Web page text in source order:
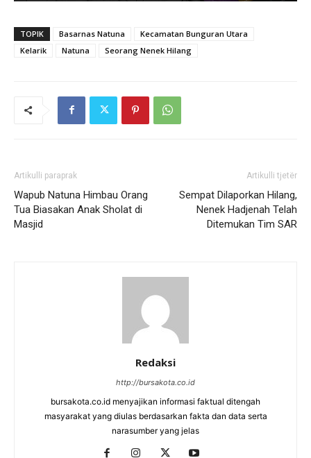
TOPIK Basarnas Natuna
Kecamatan Bunguran Utara
Kelarik
Natuna Seorang Nenek Hilang
Artikulli paraprak
Wapub Natuna Himbau Orang
Tua Biasakan Anak Sholat di
Masjid
Artikulli tjetër
Sempat Dilaporkan Hilang,
Nenek Hadjenah Telah
Ditemukan Tim SAR
Redaksi
http://bursakota.co.id
bursakota.co.id menyajikan informasi faktual ditengah
masyarakat yang diulas berdasarkan fakta dan data serta
narasumber yang jelas